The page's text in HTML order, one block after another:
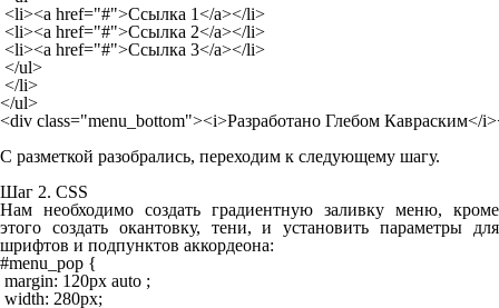
<li><a href="#">Ссылка 1</a></li>
<li><a href="#">Ссылка 2</a></li>
<li><a href="#">Ссылка 3</a></li>
</ul>
</li>
</ul>
<div class="menu_bottom"><i>Разработано Глебом Кавраским</
C разметкой разобрались, переходим к следующему шагу.
Шаг 2. CSS
Нам необходимо создать градиентную заливку меню, кроме
этого создать окантовку, тени, и установить параметры для
шрифтов и подпунктов аккордеона:
#menu_pop {
margin: 120px auto ;
width: 280px;